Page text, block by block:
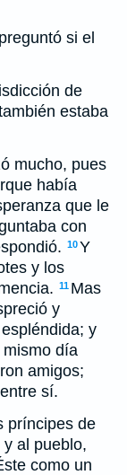
si el
de
estaba
mucho, pues
había
que le
con
10Y
y los
11 Mas
y
y
día
amigos;
sí.
príncipes de
al pueblo,
como un